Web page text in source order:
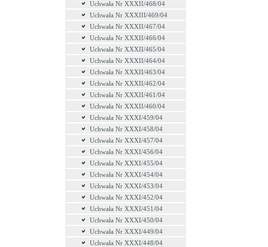
Uchwała Nr XXXII/468/04
Uchwała Nr XXXIII/469/04
Uchwała Nr XXXII/467/04
Uchwała Nr XXXII/466/04
Uchwała Nr XXXII/465/04
Uchwała Nr XXXII/464/04
Uchwała Nr XXXII/463/04
Uchwała Nr XXXII/462/04
Uchwała Nr XXXII/461/04
Uchwała Nr XXXII/460/04
Uchwała Nr XXXI/459/04
Uchwała Nr XXXI/458/04
Uchwała Nr XXXI/457/04
Uchwała Nr XXXI/456/04
Uchwała Nr XXXI/455/04
Uchwała Nr XXXI/454/04
Uchwała Nr XXXI/453/04
Uchwała Nr XXXI/452/04
Uchwała Nr XXXI/451/04
Uchwała Nr XXXI/450/04
Uchwała Nr XXXI/449/04
Uchwała Nr XXXI/448/04